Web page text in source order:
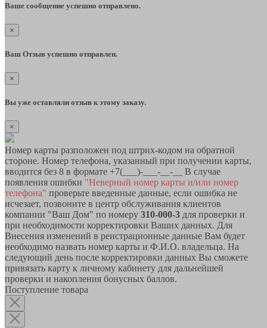
Ваше сообщение успешно отправлено.
×
Ваш Отзыв успешно отправлен.
×
Вы уже оставляли отзыв к этому заказу.
×
Номер карты разположен под штрих-кодом на обратной
стороне. Номер телефона, указанный при получении карты,
вводится без 8 в формате +7(___)-___-__-__ В случае
появления ошибки "Неверный номер карты и/или номер
телефона" проверьте введенные данные, если ошибка не
исчезает, позвоните в центр обслуживания клиентов
компании "Ваш Дом" по номеру 310-000-3 для проверки и
при необходимости корректировки Ваших данных. Для
Внесения изменений в реистрационные данные Вам будет
необходимо назвать номер карты и Ф.И.О. владельца. На
следующий день после корректировки данных Вы сможете
привязать карту к личному кабинету для дальнейшей
проверки и накопления бонусных баллов.
Поступление товара